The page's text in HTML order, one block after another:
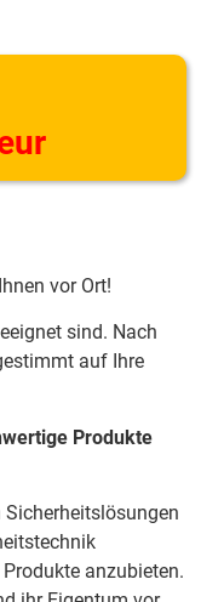
vor Ort!
sind. Nach
auf Ihre
Produkte
anzubieten.